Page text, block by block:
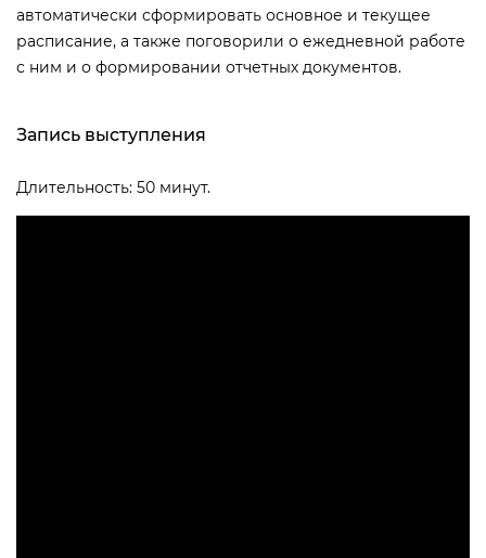
автоматически сформировать основное и текущее
расписание, а также поговорили о ежедневной работе
с ним и о формировании отчетных документов.
Запись выступления
Длительность: 50 минут.